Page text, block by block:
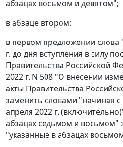
абзацах восьмом и девятом";
в абзаце втором:
в первом предложении слова
г. до дня вступления в силу
Правительства Российской
2022 г. N 508 "О внесении
акты Правительства
заменить словами "начиная с
апреля 2022 г.
абзацах седьмом и восьмом"
"указанные в абзацах